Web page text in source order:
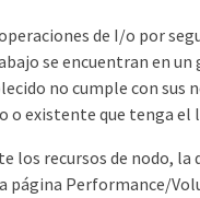
de I/o por
se encuentran en un
no cumple con sus
o existente que tenga el
los recursos de nodo, la
página Performance/